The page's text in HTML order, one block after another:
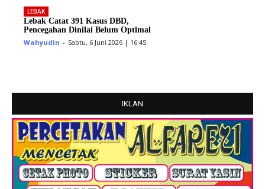
LEBAK
Lebak Catat 391 Kasus DBD,
Pencegahan Dinilai Belum Optimal
Wahyudin - Sabtu, 6 Juni 2026 | 16:45
IKLAN